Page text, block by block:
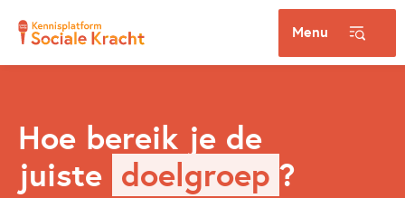
Menu
Hoe bereik je de
juiste doelgroep ?